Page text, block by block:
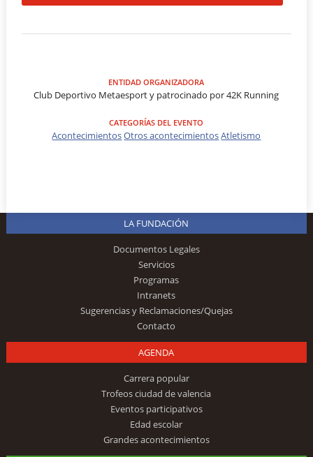
ENTIDAD ORGANIZADORA
Club Deportivo Metaesport y patrocinado por 42K Running
CATEGORÍAS DEL EVENTO
AcontecimientosOtros acontecimientosAtletismo
LA FUNDACIÓN
Documentos Legales
Servicios
Programas
Intranets
Sugerencias y Reclamaciones/Quejas
Contacto
AGENDA
Carrera popular
Trofeos ciudad de valencia
Eventos participativos
Edad escolar
Grandes acontecimientos